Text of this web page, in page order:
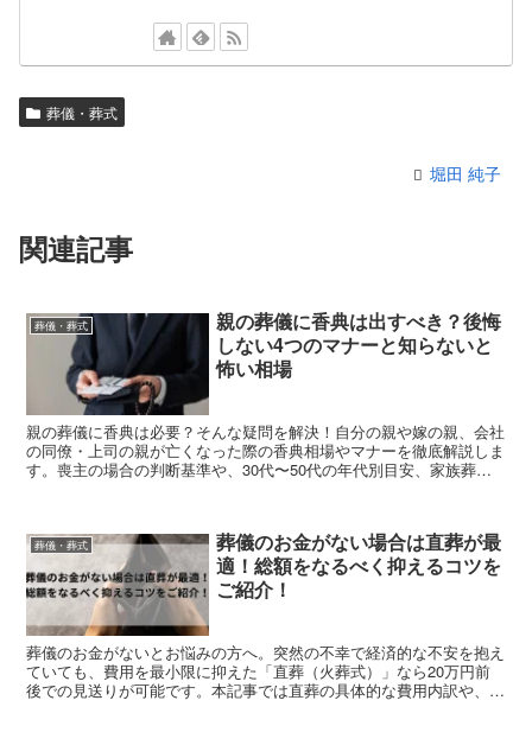
葬儀・葬式
堀田 純子
関連記事
葬儀・葬式
親の葬儀に香典は出すべき？後悔
しない4つのマナーと知らないと
怖い相場
親の葬儀に香典は必要？そんな疑問を解決！自分の親や嫁の親、会社
の同僚・上司の親が亡くなった際の香典相場やマナーを徹底解説しま
す。喪主の場合の判断基準や、30代〜50代の年代別目安、家族葬で
葬儀・葬式
葬儀のお金がない場合は直葬が最
適！総額をなるべく抑えるコツを
ご紹介！
葬儀のお金がないとお悩みの方へ。突然の不幸で経済的な不安を抱え
ていても、費用を最小限に抑えた「直葬（火葬式）」なら20万円前
後での見送りが可能です。本記事では直葬の具体的な費用内訳や、自